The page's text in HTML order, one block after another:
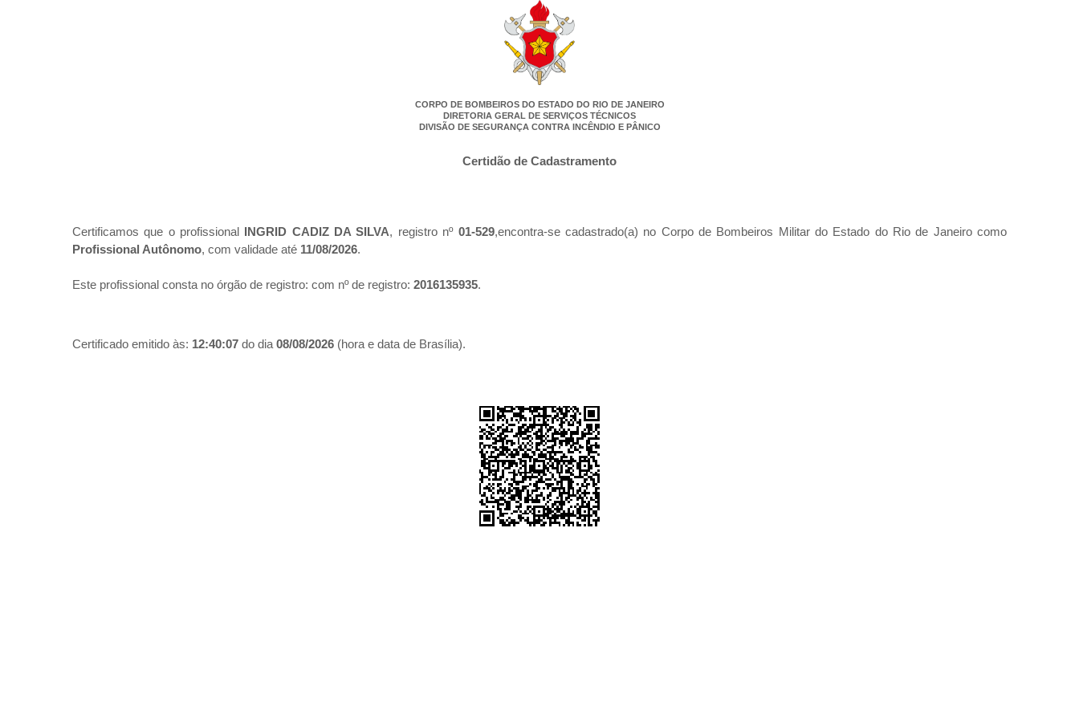
CORPO DE BOMBEIROS DO ESTADO DO RIO DE JANEIRO
DIRETORIA GERAL DE SERVIÇOS TÉCNICOS
DIVISÃO DE SEGURANÇA CONTRA INCÊNDIO E PÂNICO
Certidão de Cadastramento
Certificamos que o profissional INGRID CADIZ DA SILVA, registro nº 01-529,encontra-se cadastrado(a) no Corpo de Bombeiros Militar do Estado do Rio de Janeiro como
Profissional Autônomo, com validade até 11/08/2026.
Este profissional consta no órgão de registro: com nº de registro: 2016135935.
Certificado emitido às: 12:40:07 do dia 08/08/2026 (hora e data de Brasília).